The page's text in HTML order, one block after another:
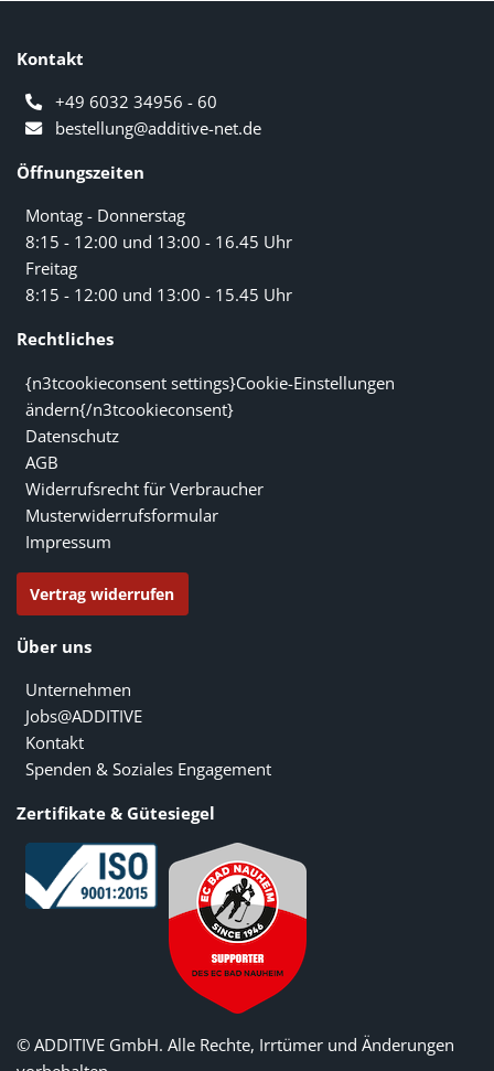
Kontakt
+49 6032 34956 - 60
bestellung@additive-net.de
Öffnungszeiten
Montag - Donnerstag
8:15 - 12:00 und 13:00 - 16.45 Uhr
Freitag
8:15 - 12:00 und 13:00 - 15.45 Uhr
Rechtliches
{n3tcookieconsent settings}Cookie-Einstellungen
ändern{/n3tcookieconsent}
Datenschutz
AGB
Widerrufsrecht für Verbraucher
Musterwiderrufsformular
Impressum
Vertrag widerrufen
Über uns
Unternehmen
Jobs@ADDITIVE
Kontakt
Spenden & Soziales Engagement
Zertifikate & Gütesiegel
© ADDITIVE GmbH. Alle Rechte, Irrtümer und Änderungen